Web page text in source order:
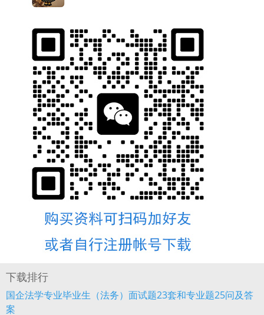
下载排行
国企法学专业毕业生（法务）面试题23套和专业题25问及答
案